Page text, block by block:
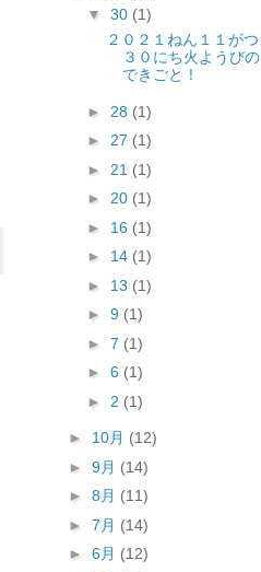
▼ 30 (1)
２０２１ねん１１がつ
３０にち火ようびの
できごと！
► 28 (1)
► 27 (1)
► 21 (1)
► 20 (1)
► 16 (1)
► 14 (1)
► 13 (1)
► 9 (1)
► 7 (1)
► 6 (1)
► 2 (1)
► 10月 (12)
► 9月 (14)
► 8月 (11)
► 7月 (14)
► 6月 (12)